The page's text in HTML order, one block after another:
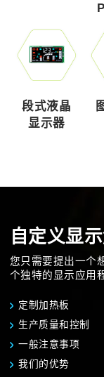
段式液晶
显示器
自定义显
您只需要提出一个
个独特的显示应用
定制加热板
生产质量和控制
一般注意事项
我们的优势